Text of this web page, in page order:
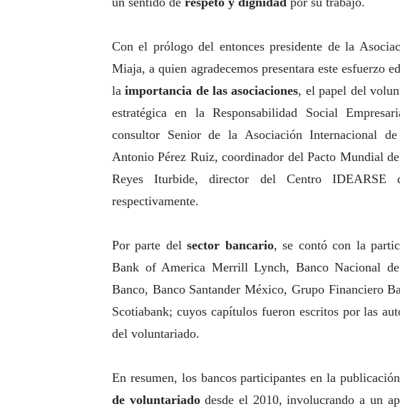
Con el prólogo del entonces presidente de la
Miaja, a quien agradecemos presentara este esfuerzo
laimportancia de las asociaciones, el papel del
estratégica en la Responsabilidad Social
consultor Senior de la Asociación Internacional de
Antonio Pérez Ruiz, coordinador del Pacto Mundial
Reyes Iturbide, director del Centro IDEARSE
respectivamente.
Por parte delsector bancario, se contó con la
Bank of America Merrill Lynch, Banco Nacional
Banco, Banco Santander México, Grupo Financiero
Scotiabank; cuyos capítulos fueron escritos por las
del voluntariado.
En resumen, los bancos participantes en la
de voluntariadodesde el 2010, involucrando a un